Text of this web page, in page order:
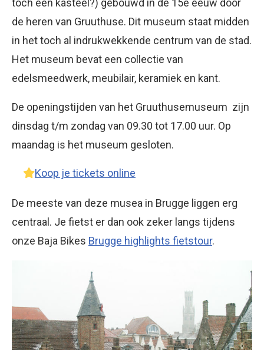
toch een kasteel?) gebouwd in de 15e eeuw door
de heren van Gruuthuse. Dit museum staat midden
in het toch al indrukwekkende centrum van de stad.
Het museum bevat een collectie van
edelsmeedwerk, meubilair, keramiek en kant.
De openingstijden van het Gruuthusemuseum zijn
dinsdag t/m zondag van 09.30 tot 17.00 uur. Op
maandag is het museum gesloten.
Koop je tickets online
De meeste van deze musea in Brugge liggen erg
centraal. Je fietst er dan ook zeker langs tijdens
onze Baja Bikes Brugge highlights fietstour.